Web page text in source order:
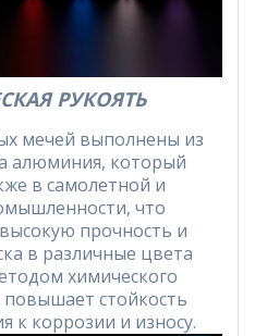
РУКОЯТЬ
мечей выполнены из
алюминия, который
в самолетной и
что
прочность и
в различные цвета
химического
стойкость
к коррозии и износу.